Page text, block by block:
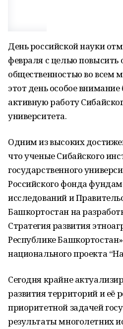
День российской науки
февраля с целью повысить
общественностью во всем
этот день особое
активную работу
университета.
Одним из высоких
что ученые Сибайского
государственного
Российского фонда
исследований и
Башкортостан на
Стратегия развития
Республике
национального проекта
Сегодня крайне
развития территорий и её
приоритетной задачей
результаты многолетних